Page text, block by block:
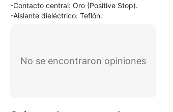
-Contacto central: Oro (Positive Stop).
-Aislante dieléctrico: Teflón.
No se encontraron opiniones